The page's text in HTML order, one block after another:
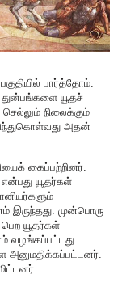
பார்த்தோம்.
துன்பங்களை யூதச்
நிலைக்கும்
அதன்
கைப்பற்றினர்.
யூதர்கள்
முன்பொரு
யூதர்கள்
வழங்கப்பட்டது.